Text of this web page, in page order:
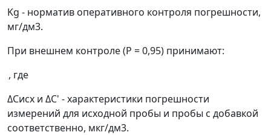
Kg - норматив оперативного контроля погрешности,
мг/дм3.
При внешнем контроле (Р = 0,95) принимают:
, где
ΔСисх и ΔC' - характеристики погрешности
измерений для исходной пробы и пробы с добавкой
соответственно, мкг/дм3.